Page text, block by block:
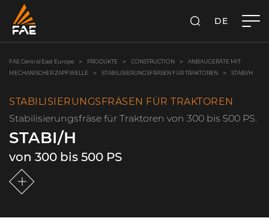
SUCHEN
DE
FAE Central East Europe PRODUKTE CONSTRUCTION
ANBAUGERÄTE MIT
MECHANISCHER ZAPFWELLE
STABILISIERUNGSFRÄSEN FÜR TRAKTOREN STABI/H
STABILISIERUNGSFRÄSEN FÜR TRAKTOREN
Stabilisierungsfräse für Traktoren von 300 bis 500 PS.
STABI/H
von 300 bis 500 PS